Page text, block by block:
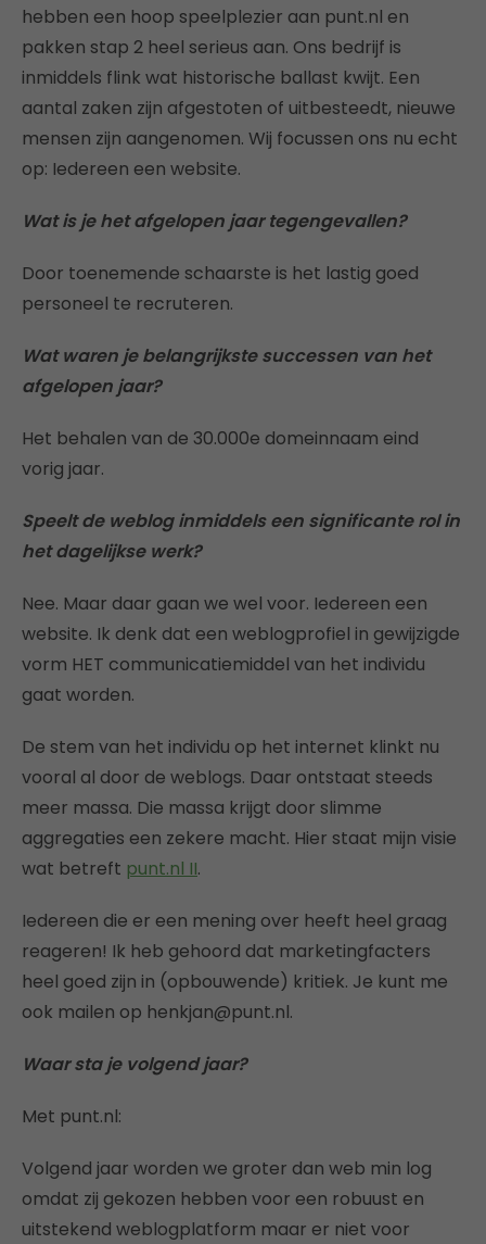
hebben een hoop speelplezier aan punt.nl en
pakken stap 2 heel serieus aan. Ons bedrijf is
inmiddels flink wat historische ballast kwijt. Een
aantal zaken zijn afgestoten of uitbesteedt, nieuwe
mensen zijn aangenomen. Wij focussen ons nu echt
op: Iedereen een website.
Wat is je het afgelopen jaar tegengevallen?
Door toenemende schaarste is het lastig goed
personeel te recruteren.
Wat waren je belangrijkste successen van het
afgelopen jaar?
Het behalen van de 30.000e domeinnaam eind
vorig jaar.
Speelt de weblog inmiddels een significante rol in
het dagelijkse werk?
Nee. Maar daar gaan we wel voor. Iedereen een
website. Ik denk dat een weblogprofiel in gewijzigde
vorm HET communicatiemiddel van het individu
gaat worden.
De stem van het individu op het internet klinkt nu
vooral al door de weblogs. Daar ontstaat steeds
meer massa. Die massa krijgt door slimme
aggregaties een zekere macht. Hier staat mijn visie
wat betreft punt.nl II.
Iedereen die er een mening over heeft heel graag
reageren! Ik heb gehoord dat marketingfacters
heel goed zijn in (opbouwende) kritiek. Je kunt me
ook mailen op henkjan@punt.nl.
Waar sta je volgend jaar?
Met punt.nl:
Volgend jaar worden we groter dan web min log
omdat zij gekozen hebben voor een robuust en
uitstekend weblogplatform maar er niet voor